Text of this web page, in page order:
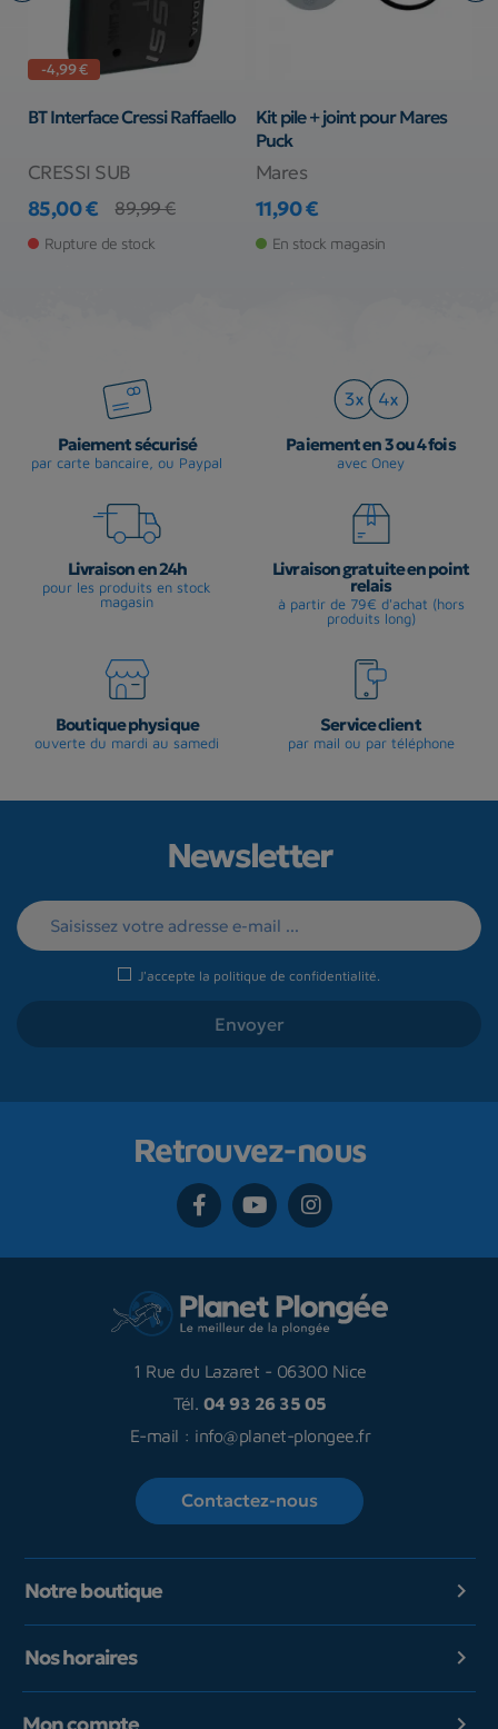
-4,99 €
BT Interface Cressi Raffaello
CRESSI SUB
Prix
85,00 €
Prix de base
89,99 €
Rupture de stock
Kit pile + joint pour Mares
Puck
Mares
Prix
11,90 €
En stock magasin
Paiement sécurisé
par carte bancaire, ou Paypal
Paiement en 3 ou 4 fois
avec Oney
Livraison en 24h
pour les produits en stock
magasin
Livraison gratuite en point
relais
à partir de 79€ d'achat (hors
produits long)
Boutique physique
ouverte du mardi au samedi
Service client
par mail ou par téléphone
Newsletter
J'accepte la politique de confidentialité
Retrouvez-nous
1 Rue du Lazaret - 06300 Nice
Tél. 04 93 26 35 05
E-mail : info@planet-plongee.fr
Contactez-nous
Notre boutique 
Nos horaires 
Mon compte